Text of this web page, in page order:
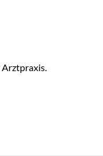
Arztpraxis.